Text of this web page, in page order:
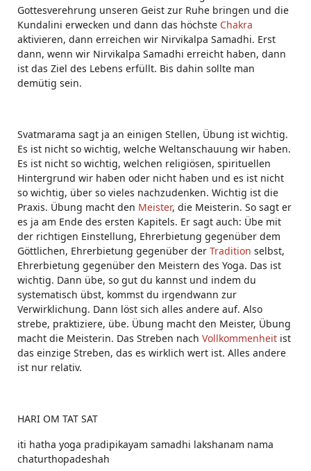
Gottesverehrung unseren Geist zur Ruhe bringen und die
Kundalini erwecken und dann das höchste Chakra
aktivieren, dann erreichen wir Nirvikalpa Samadhi. Erst
dann, wenn wir Nirvikalpa Samadhi erreicht haben, dann
ist das Ziel des Lebens erfüllt. Bis dahin sollte man
demütig sein.
Svatmarama sagt ja an einigen Stellen, Übung ist wichtig.
Es ist nicht so wichtig, welche Weltanschauung wir haben.
Es ist nicht so wichtig, welchen religiösen, spirituellen
Hintergrund wir haben oder nicht haben und es ist nicht
so wichtig, über so vieles nachzudenken. Wichtig ist die
Praxis. Übung macht den Meister, die Meisterin. So sagt er
es ja am Ende des ersten Kapitels. Er sagt auch: Übe mit
der richtigen Einstellung, Ehrerbietung gegenüber dem
Göttlichen, Ehrerbietung gegenüber der Tradition selbst,
Ehrerbietung gegenüber den Meistern des Yoga. Das ist
wichtig. Dann übe, so gut du kannst und indem du
systematisch übst, kommst du irgendwann zur
Verwirklichung. Dann löst sich alles andere auf. Also
strebe, praktiziere, übe. Übung macht den Meister, Übung
macht die Meisterin. Das Streben nach Vollkommenheit ist
das einzige Streben, das es wirklich wert ist. Alles andere
ist nur relativ.
HARI OM TAT SAT
iti hatha yoga pradipikayam samadhi lakshanam nama
chaturthopadeshah